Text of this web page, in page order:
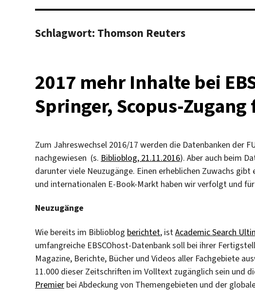
Schlagwort: Thomson Reuters
2017 mehr Inhalte bei
Springer, Scopus-
Zum Jahreswechsel 2016/17 werden die Datenbanken der
nachgewiesen (s. Biblioblog, 21.11.2016). Aber auch beim
darunter viele Neuzugänge. Einen erheblichen Zuwachs
und internationalen E-Book-Markt haben wir verfolgt und
Neuzugänge
Wie bereits im Biblioblog berichtet, istAcademic Search
umfangreiche EBSCOhost-Datenbank soll bei ihrer
Magazine, Berichte, Bücher und Videos aller Fachgebiete
11.000 dieser Zeitschriften im Volltext zugänglich sein und
Premier bei Abdeckung von Themengebieten und der